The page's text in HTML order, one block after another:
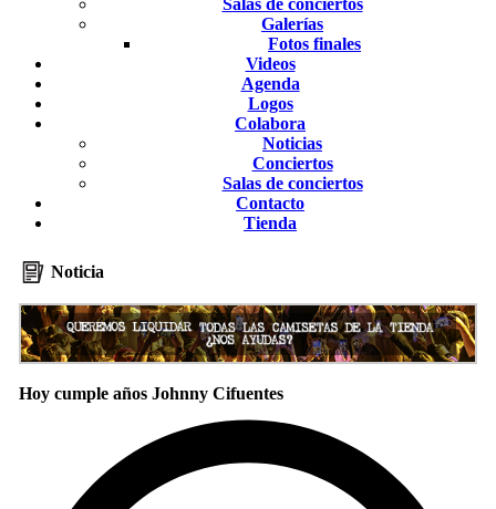
Salas de conciertos
Galerías
Fotos finales
Videos
Agenda
Logos
Colabora
Noticias
Conciertos
Salas de conciertos
Contacto
Tienda
Noticia
Hoy cumple años Johnny Cifuentes